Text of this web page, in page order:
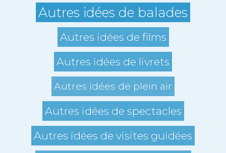
Autres idées de balades
Autres idées de films
Autres idées de livrets
Autres idées de plein air
Autres idées de spectacles
Autres idées de visites guidées